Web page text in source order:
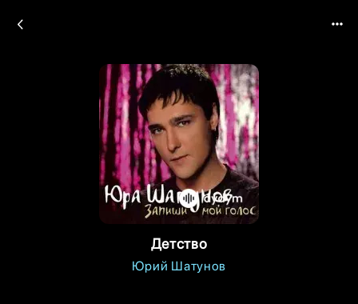
Детство
Юрий Шатунов